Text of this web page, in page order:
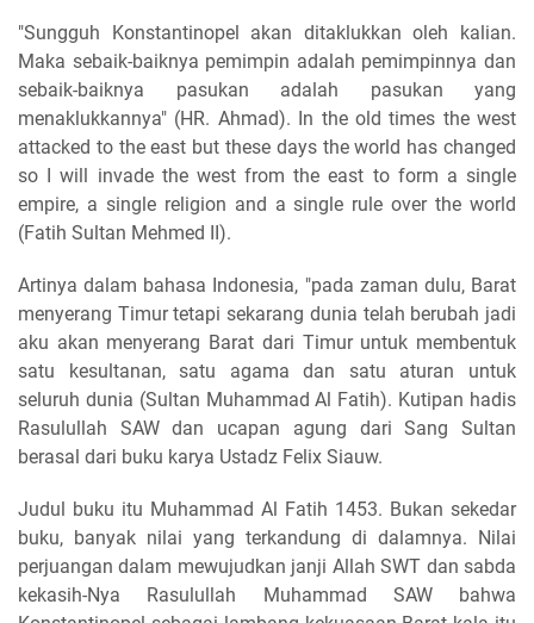
"Sungguh Konstantinopel akan ditaklukkan oleh kalian.
Maka sebaik-baiknya pemimpin adalah pemimpinnya dan
sebaik-baiknya pasukan adalah pasukan yang
menaklukkannya" (HR. Ahmad). In the old times the west
attacked to the east but these days the world has changed
so I will invade the west from the east to form a single
empire, a single religion and a single rule over the world
(Fatih Sultan Mehmed II).
Artinya dalam bahasa Indonesia, "pada zaman dulu, Barat
menyerang Timur tetapi sekarang dunia telah berubah jadi
aku akan menyerang Barat dari Timur untuk membentuk
satu kesultanan, satu agama dan satu aturan untuk
seluruh dunia (Sultan Muhammad Al Fatih). Kutipan hadis
Rasulullah SAW dan ucapan agung dari Sang Sultan
berasal dari buku karya Ustadz Felix Siauw.
Judul buku itu Muhammad Al Fatih 1453. Bukan sekedar
buku, banyak nilai yang terkandung di dalamnya. Nilai
perjuangan dalam mewujudkan janji Allah SWT dan sabda
kekasih-Nya Rasulullah Muhammad SAW bahwa